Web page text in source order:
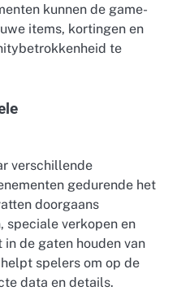
kunnen de game-
items, kortingen en
te
verschillende
gedurende het
doorgaans
speciale verkopen en
de gaten houden van
spelers om op de
data en details.